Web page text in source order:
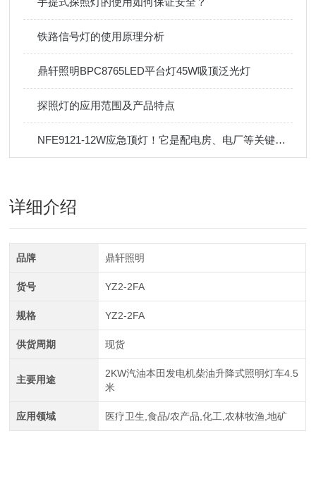
铁路信号灯的使用原理分析
鼎轩照明BPC8765LED平台灯45W吸顶泛光灯
探照灯的应用范围及产品特点
NFE9121-12W应急顶灯！它是配电房、电厂等关键场所的守护神！
详细介绍
品牌 鼎轩照明
货号 YZ2-2FA
规格 YZ2-2FA
供货周期 现货
主要用途
2KW汽油本田发电机柴油升降式照明灯车4.5
米
应用领域 医疗卫生,食品/农产品,化工,农林牧渔,地矿